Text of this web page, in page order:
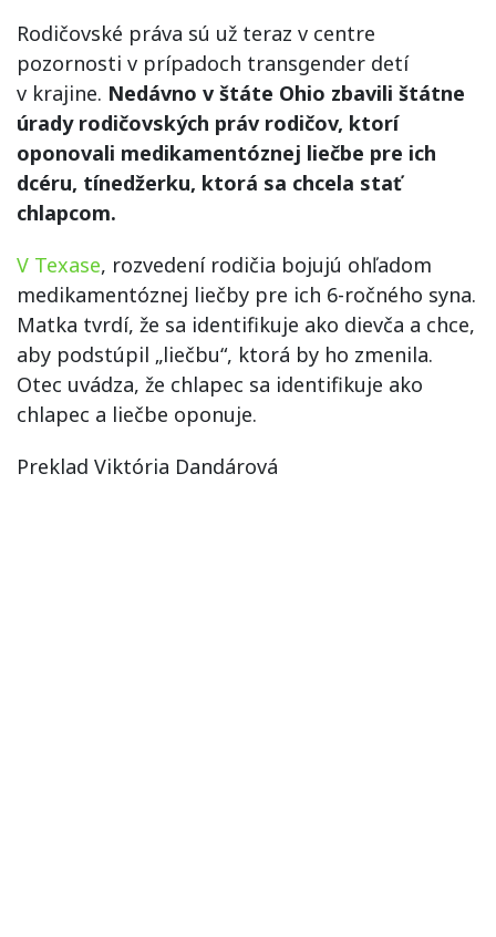
Rodičovské práva sú už teraz v centre
pozornosti v prípadoch transgender detí
v krajine. Nedávno v štáte Ohio zbavili štátne
úrady rodičovských práv rodičov, ktorí
oponovali medikamentóznej liečbe pre ich
dcéru, tínedžerku, ktorá sa chcela stať
chlapcom.
V Texase, rozvedení rodičia bojujú ohľadom
medikamentóznej liečby pre ich 6-ročného syna.
Matka tvrdí, že sa identifikuje ako dievča a chce,
aby podstúpil „liečbu“, ktorá by ho zmenila.
Otec uvádza, že chlapec sa identifikuje ako
chlapec a liečbe oponuje.
Preklad Viktória Dandárová